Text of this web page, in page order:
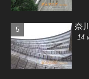
奈
14